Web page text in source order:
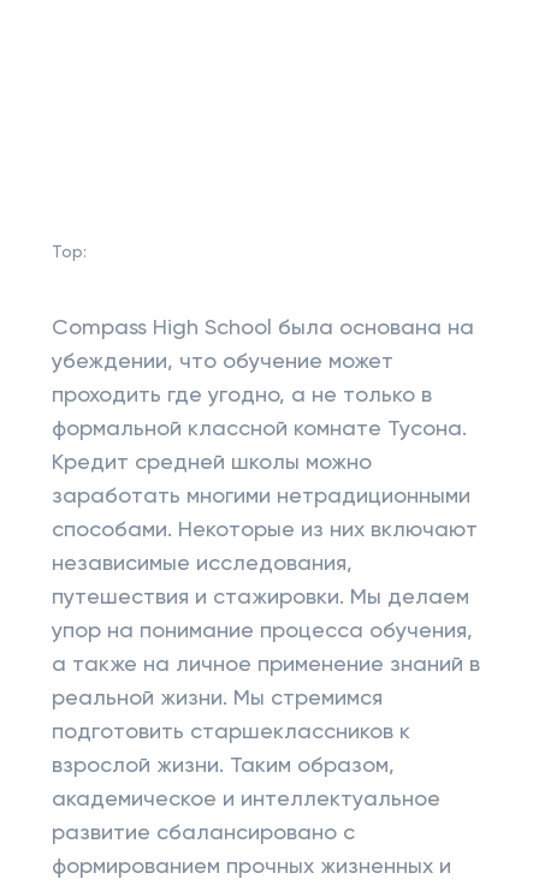
Top:
Compass High School была основана на
убеждении, что обучение может
проходить где угодно, а не только в
формальной классной комнате Тусона.
Кредит средней школы можно
заработать многими нетрадиционными
способами. Некоторые из них включают
независимые исследования,
путешествия и стажировки. Мы делаем
упор на понимание процесса обучения,
а также на личное применение знаний в
реальной жизни. Мы стремимся
подготовить старшеклассников к
взрослой жизни. Таким образом,
академическое и интеллектуальное
развитие сбалансировано с
формированием прочных жизненных и